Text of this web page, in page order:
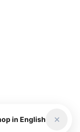
in English ✕